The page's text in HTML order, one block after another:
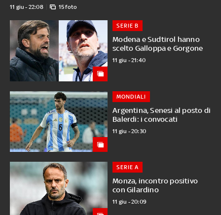
11 giu - 22:08 15 foto
Modena e Sudtirol hanno
scelto Galloppa e Gorgone
SERIE B
11 giu - 21:40
Argentina, Senesi al posto di
Balerdi: i convocati
MONDIALI
11 giu - 20:30
Monza, incontro positivo
con Gilardino
SERIE A
11 giu - 20:09